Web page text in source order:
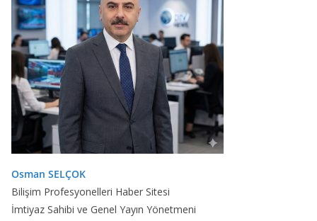
Osman SELÇOK
Bilişim Profesyonelleri Haber Sitesi
İmtiyaz Sahibi ve Genel Yayın Yönetmeni